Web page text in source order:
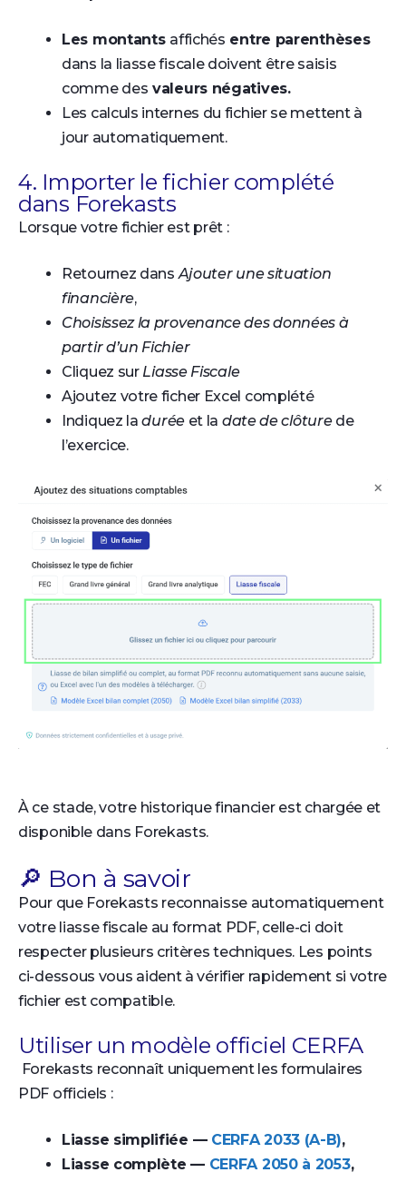
Les montants affichés entre parenthèses
dans la liasse fiscale doivent être saisis
comme des valeurs négatives.
Les calculs internes du fichier se mettent à
jour automatiquement.
4. Importer le fichier complété
dans Forekasts
Lorsque votre fichier est prêt :
Retournez dans Ajouter une situation
financière,
Choisissez la provenance des données à
partir d’un Fichier
Cliquez sur Liasse Fiscale
Ajoutez votre ficher Excel complété
Indiquez laduréeet la date de clôturede
l’exercice.
À ce stade, votre historique financier est chargée et
disponible dans Forekasts.
🔎 Bon à savoir
Pour que Forekasts reconnaisse automatiquement
votre liasse fiscale au format PDF, celle-ci doit
respecter plusieurs critères techniques. Les points
ci-dessous vous aident à vérifier rapidement si votre
fichier est compatible.
Utiliser un modèle officiel CERFA
Forekasts reconnaît uniquement les formulaires
PDF officiels :
Liasse simplifiée — CERFA 2033 (A-B),
Liasse complète — CERFA 2050 à 2053,